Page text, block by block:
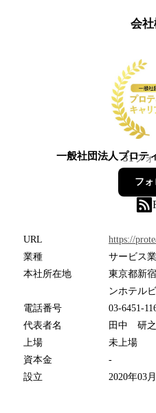
会
一般社団法人プロテ
31フ
フ
URL
https://
業種
サービス業
本社所在地
東京都新
ンホテル
電話番号
03-6451-
代表者名
田中 研
上場
未上場
資本金
-
設立
2020年03月